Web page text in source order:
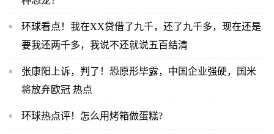
环球看点！我在XX贷借了九千，还了九千多，现在还是
要我还两千多，我说不还就说五百结清
张康阳上诉，判了！恐原形毕露，中国企业强硬，国米
将放弃欧冠 热点
环球热点评！怎么用烤箱做蛋糕?